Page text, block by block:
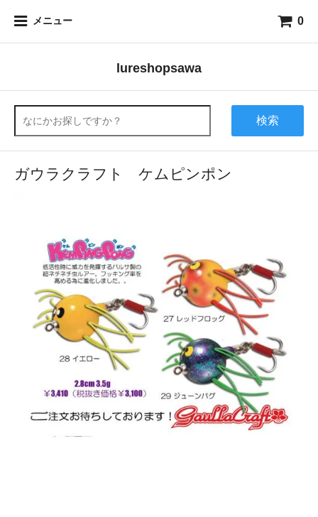
メニュー 0
lureshopsawa
検索
ガウラクラフト ケムピンポン